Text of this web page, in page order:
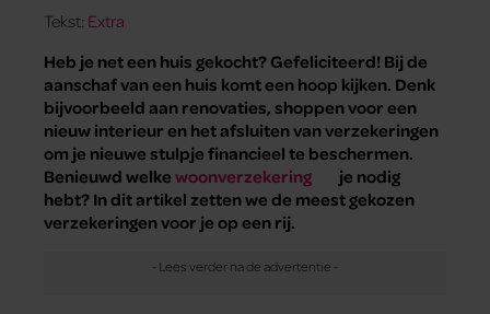
Tekst: Extra
Heb je net een huis gekocht? Gefeliciteerd! Bij de
aanschaf van een huis komt een hoop kijken. Denk
bijvoorbeeld aan renovaties, shoppen voor een
nieuw interieur en het afsluiten van verzekeringen
om je nieuwe stulpje financieel te beschermen.
Benieuwd welke woonverzekering
je nodig
hebt? In dit artikel zetten we de meest gekozen
verzekeringen voor je op een rij.